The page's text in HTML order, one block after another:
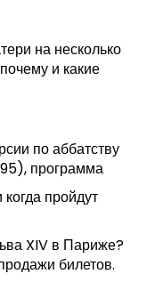
на несколько
и какие
по аббатству
программа
пройдут
XIV в Париже?
билетов.